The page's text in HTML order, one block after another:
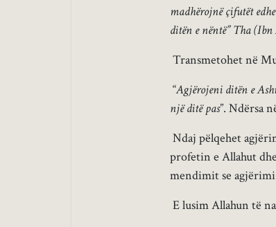
madhërojnë çifutët
ditën e nëntë” Tha
Transmetohet në
“Agjërojeni ditën e
një ditë pas”. Ndërsa
Ndaj pëlqehet
profetin e Allahut
mendimit se agjërimi
E lusim Allahun të